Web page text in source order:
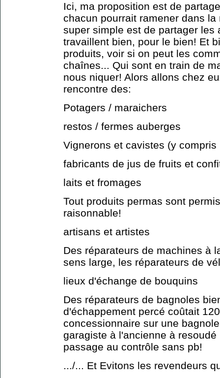
Ici, ma proposition est de
chacun pourrait ramener dans
super simple est de partager les
travaillent bien, pour le bien! Et
produits, voir si on peut les
chaînes... Qui sont en train de
nous niquer! Alors allons chez
rencontre des:
Potagers / maraichers
restos / fermes auberges
Vignerons et cavistes (y compris
fabricants de jus de fruits et
laits et fromages
Tout produits permas sont
raisonnable!
artisans et artistes
Des réparateurs de machines à
sens large, les réparateurs de
lieux d'échange de bouquins
Des réparateurs de bagnoles
d'échappement percé coûtait
concessionnaire sur une
garagiste à l'ancienne à
passage au contrôle sans pb!
.../... Et Evitons les revendeurs